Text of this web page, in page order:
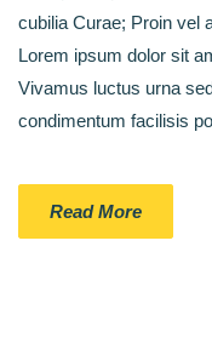
cubilia Curae; Proin vel
Lorem ipsum dolor sit
Vivamus luctus urna
condimentum facilisis
Read More